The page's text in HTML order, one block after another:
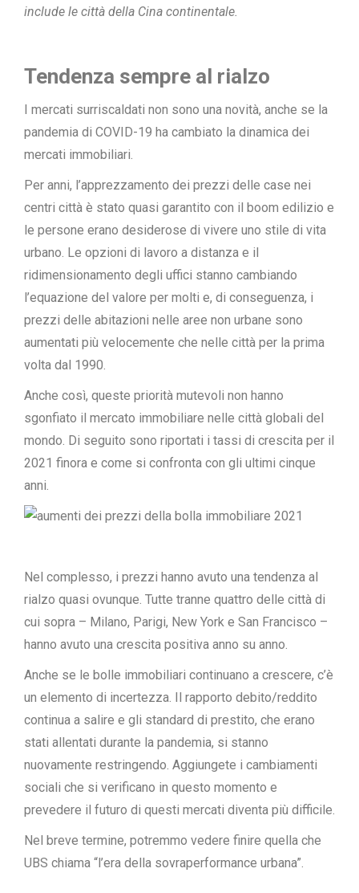
include le città della Cina continentale.
Tendenza sempre al rialzo
I mercati surriscaldati non sono una novità, anche se la
pandemia di COVID-19 ha cambiato la dinamica dei
mercati immobiliari.
Per anni, l’apprezzamento dei prezzi delle case nei
centri città è stato quasi garantito con il boom edilizio e
le persone erano desiderose di vivere uno stile di vita
urbano. Le opzioni di lavoro a distanza e il
ridimensionamento degli uffici stanno cambiando
l’equazione del valore per molti e, di conseguenza, i
prezzi delle abitazioni nelle aree non urbane sono
aumentati più velocemente che nelle città per la prima
volta dal 1990.
Anche così, queste priorità mutevoli non hanno
sgonfiato il mercato immobiliare nelle città globali del
mondo. Di seguito sono riportati i tassi di crescita per il
2021 finora e come si confronta con gli ultimi cinque
anni.
Nel complesso, i prezzi hanno avuto una tendenza al
rialzo quasi ovunque. Tutte tranne quattro delle città di
cui sopra – Milano, Parigi, New York e San Francisco –
hanno avuto una crescita positiva anno su anno.
Anche se le bolle immobiliari continuano a crescere, c’è
un elemento di incertezza. Il rapporto debito/reddito
continua a salire e gli standard di prestito, che erano
stati allentati durante la pandemia, si stanno
nuovamente restringendo. Aggiungete i cambiamenti
sociali che si verificano in questo momento e
prevedere il futuro di questi mercati diventa più difficile.
Nel breve termine, potremmo vedere finire quella che
UBS chiama “l’era della sovraperformance urbana”.